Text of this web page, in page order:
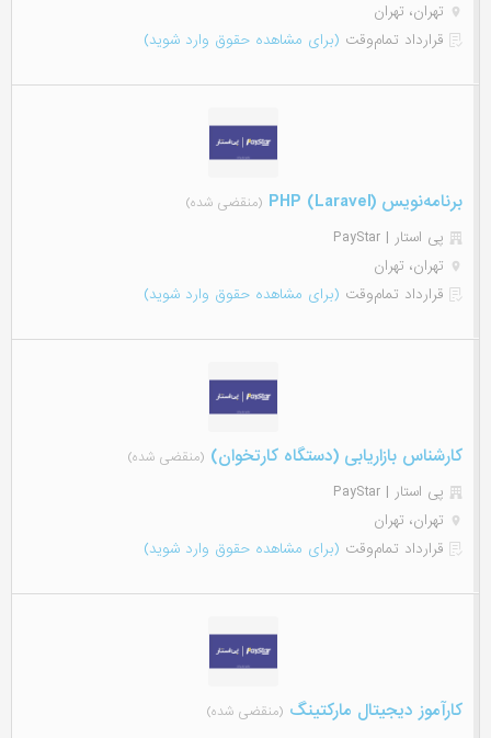
تهران، تهران
قرارداد تمام‌وقت (برای مشاهده حقوق وارد شوید)
برنامه‌نویس (PHP (Laravel (منقضی شده)
پی استار | PayStar
تهران، تهران
قرارداد تمام‌وقت (برای مشاهده حقوق وارد شوید)
کارشناس بازاریابی (دستگاه کارتخوان) (منقضی شده)
پی استار | PayStar
تهران، تهران
قرارداد تمام‌وقت (برای مشاهده حقوق وارد شوید)
کارآموز دیجیتال مارکتینگ (منقضی شده)